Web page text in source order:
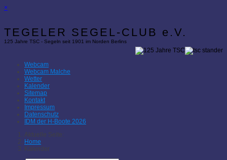
×
TEGELER SEGEL-CLUB e.V.
125 Jahre TSC - Segeln seit 1901 im Norden Berlins
Webcam
Webcam Malche
Wetter
Kalender
Sitemap
Kontakt
Impressum
Datenschutz
IDM der H-Boote 2026
Aktuelle Seite:
Home
Kalender